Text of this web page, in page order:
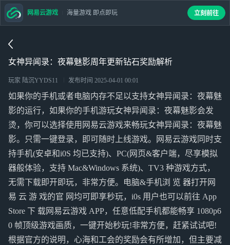
女神异闻录：夜幕魅影周年更新钻石奖励解析
玩家 陆沉YYDS11 发布时间 2025-04-01 00:01
如果你的手机或者电脑内存不足以支持女神异闻录：夜幕魅
影的运行，如果你的手机游玩女神异闻录：夜幕魅影会发
烫，你可以选择使用网易云游戏来畅玩女神异闻录：夜幕魅
影。只需一键登录，即可随时上线游戏。网易云游戏同时支
持手机(安卓和i0S 均已支持)、PC(网页&客户端，尽享模拟
器般体验，支持 Mac&Windows 系统)、TV3 种游戏方式，
无需下载即开即玩，非常方便。电脑&手机浏 览 器打开网
易 云 游 戏的官 网均可即享秒玩，i0s 用户也可以前往 App
Store 下 载网易云游戏 APP，任意低配手机都能畅享 1080p6
0 帧顶级游戏画质，一键开始秒玩!非常方便，赶紧试试吧!
根据官方的说明，心海和工会的奖励会有所增加，但主要减
网易云游戏 海量游戏 即点即玩 立刻前往